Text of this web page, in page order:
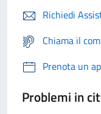
Richiedi
Chiama il
Prenota un
Problemi in